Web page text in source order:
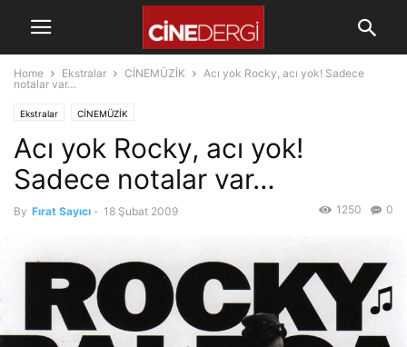
Home Ekstralar CİNEMÜZİK
Acı yok Rocky, acı yok! Sadece
notalar var…
Ekstralar CİNEMÜZİK
Acı yok Rocky, acı yok!
Sadece notalar var…
By Fırat Sayıcı - 18 Şubat 2009 0
1250